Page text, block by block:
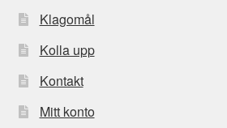
Klagomål
Kolla upp
Kontakt
Mitt konto